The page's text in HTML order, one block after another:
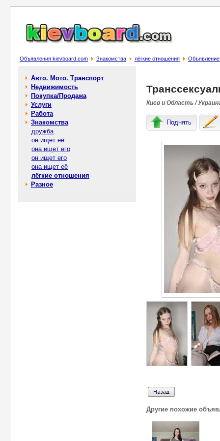
Объявления kievboard.com Знакомства лёгкие отношения Объявление
Авто. Мото. Транспорт
Недвижимость
Покупка/Продажа
Услуги
Работа
Знакомства
дружба
он ищет её
она ищет его
он ищет его
она ищет её
лёгкие отношения
Разное
Киев и Область /
Поднять
Другие похожие